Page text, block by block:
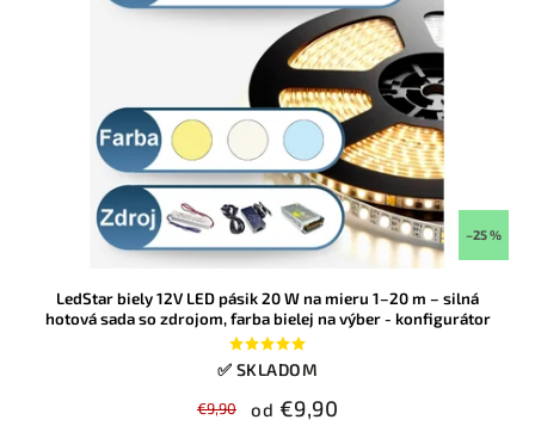
–25 %
LedStar biely 12V LED pásik 20 W na mieru 1–20 m – silná
hotová sada so zdrojom, farba bielej na výber - konfigurátor
✅ SKLADOM
€9,90 od €9,90